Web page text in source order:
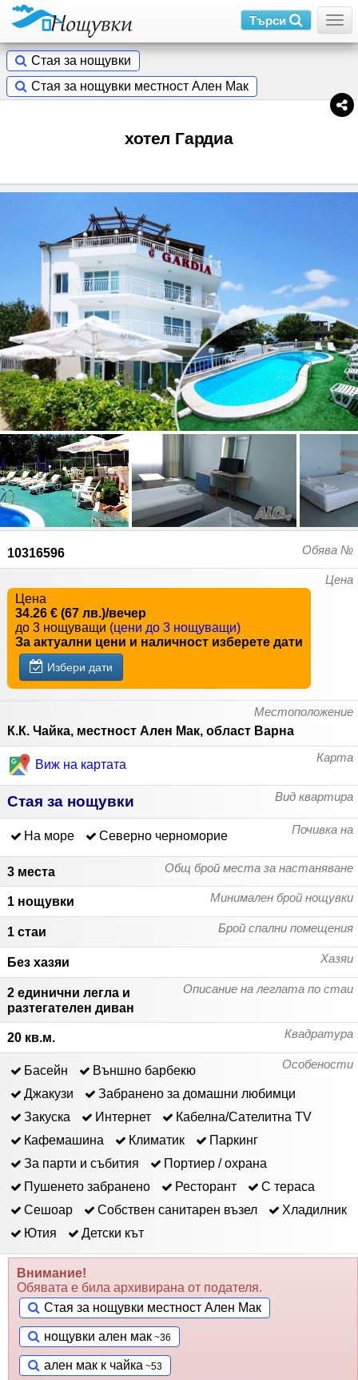
Търси
Стая за нощувки
Стая за нощувки местност Ален Мак
хотел Гардиа
Обява №
10316596
Цена
Цена
34.26 € (67 лв.)/вечер
до 3 нощуващи (цени до 3 нощуващи)
За актуални цени и наличност изберете дати
Избери дати
Местоположение
К.К. Чайка, местност Ален Мак, област Варна
Карта
Виж на картата
Вид квартира
Стая за нощувки
Почивка на
На море Северно черноморие
Общ брой места за настаняване
3 места
Минимален брой нощувки
1 нощувки
Брой спални помещения
1 стаи
Хазяи
Без хазяи
Описание на леглата по стаи
2 единични легла и
разтегателен диван
Квадратура
20 кв.м.
Особености
Басейн
Външно барбекю
Джакузи
Забранено за домашни любимци
Закуска
Интернет
Кабелна/Сателитна ТV
Кафемашина
Климатик
Паркинг
За парти и събития
Портиер / охрана
Пушенето забранено
Ресторант
С тераса
Сешоар
Собствен санитарен възел
Хладилник
Ютия
Детски кът
Внимание!
Обявата е била архивирана от подателя.
Стая за нощувки местност Ален Мак
нощувки ален мак
ален мак к чайка